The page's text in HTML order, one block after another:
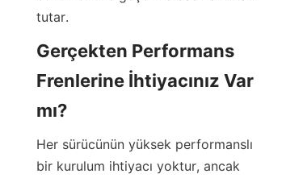
tutar.
Gerçekten Performans
Frenlerine İhtiyacınız Var
mı?
Her sürücünün yüksek performanslı
bir kurulum ihtiyacı yoktur, ancak